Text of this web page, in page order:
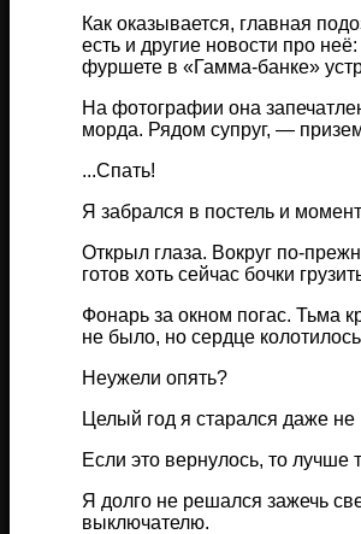
Как оказывается, главная
есть и другие новости про
фуршете в «Гамма-банке»
На фотографии она
морда. Рядом супруг, —
...Спать!
Я забрался в постель и
Открыл глаза. Вокруг по-
готов хоть сейчас бочки
Фонарь за окном погас. Тьма
не было, но сердце
Неужели опять?
Целый год я старался даже не
Если это вернулось, то
Я долго не решался зажечь
выключателю.